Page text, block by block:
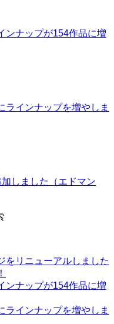
ンナップが154作品に増
ラインナップを増やしま
しました（エドマン
をリニューアルしました
ンナップが154作品に増
ラインナップを増やしま